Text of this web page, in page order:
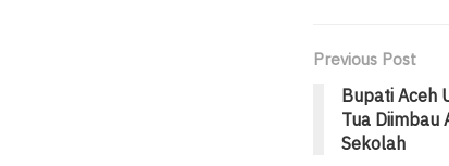
Previous Post
Bupati Aceh
Tua Diimbau
Sekolah